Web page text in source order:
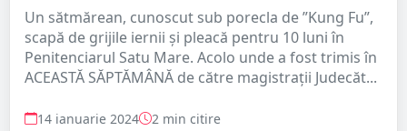
Un sătmărean, cunoscut sub porecla de ”Kung Fu”,
scapă de grijile iernii și pleacă pentru 10 luni în
Penitenciarul Satu Mare. Acolo unde a fost trimis în
ACEASTĂ SĂPTĂMÂNĂ de către magistrații Judecăt...
14 ianuarie 2024 2 min citire